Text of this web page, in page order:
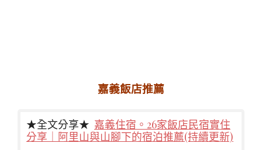
嘉義飯店推薦
★全文分享★ 嘉義住宿。26家飯店民宿實住
分享｜阿里山與山腳下的宿泊推薦(持續更新)